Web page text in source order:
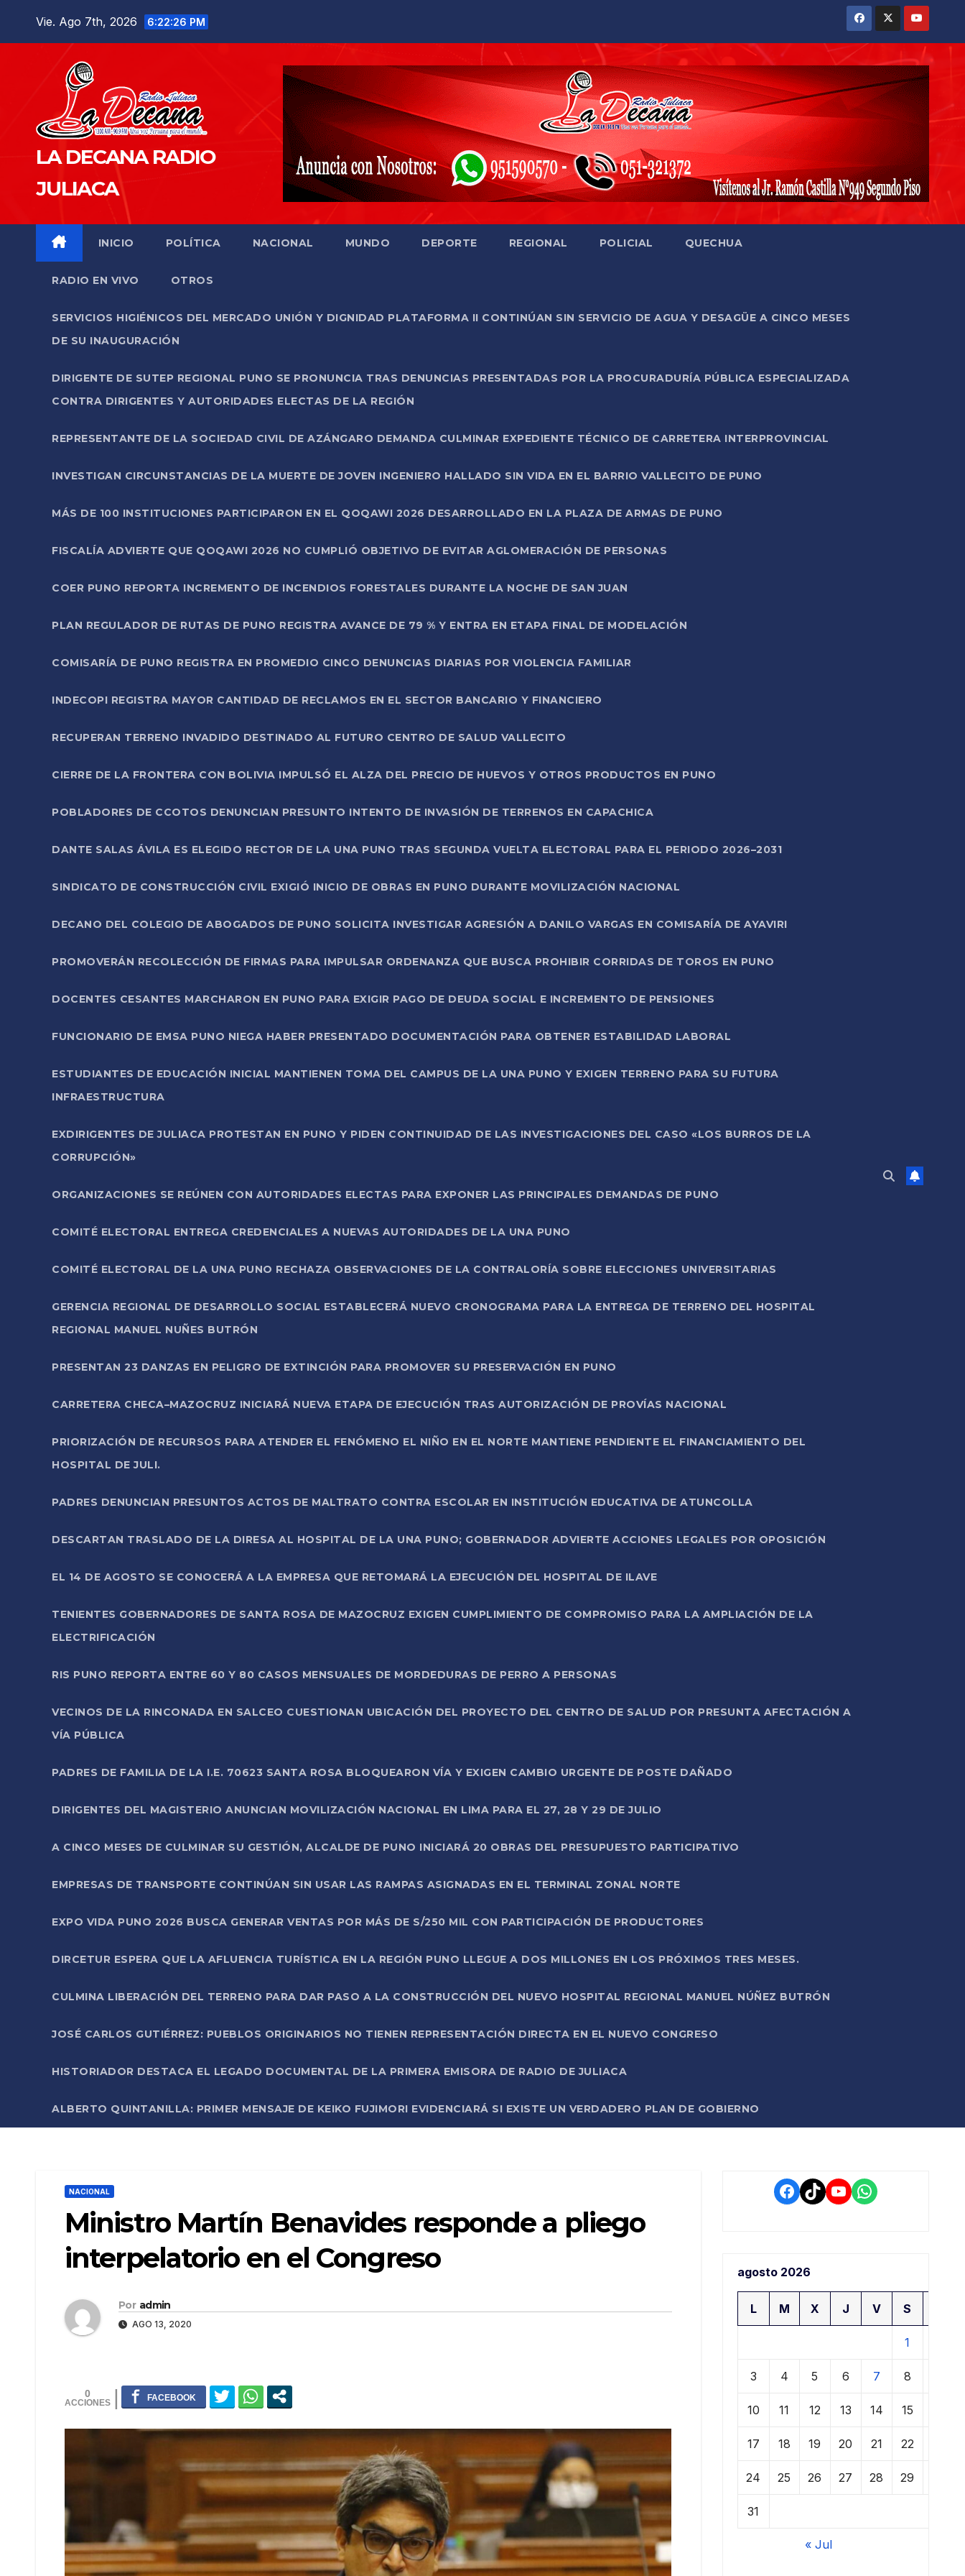
Vie. Ago 7th, 2026 6:22:27 PM
LA DECANA RADIO
JULIACA
INICIO POLÍTICA NACIONAL MUNDO DEPORTE REGIONAL POLICIAL QUECHUA
RADIO EN VIVO OTROS
SERVICIOS HIGIÉNICOS DEL MERCADO UNIÓN Y DIGNIDAD PLATAFORMA II CONTINÚAN SIN SERVICIO DE AGUA Y DESAGÜE A CINCO MESES
DE SU INAUGURACIÓN
DIRIGENTE DE SUTEP REGIONAL PUNO SE PRONUNCIA TRAS DENUNCIAS PRESENTADAS POR LA PROCURADURÍA PÚBLICA ESPECIALIZADA
CONTRA DIRIGENTES Y AUTORIDADES ELECTAS DE LA REGIÓN
REPRESENTANTE DE LA SOCIEDAD CIVIL DE AZÁNGARO DEMANDA CULMINAR EXPEDIENTE TÉCNICO DE CARRETERA INTERPROVINCIAL
INVESTIGAN CIRCUNSTANCIAS DE LA MUERTE DE JOVEN INGENIERO HALLADO SIN VIDA EN EL BARRIO VALLECITO DE PUNO
MÁS DE 100 INSTITUCIONES PARTICIPARON EN EL QOQAWI 2026 DESARROLLADO EN LA PLAZA DE ARMAS DE PUNO
FISCALÍA ADVIERTE QUE QOQAWI 2026 NO CUMPLIÓ OBJETIVO DE EVITAR AGLOMERACIÓN DE PERSONAS
COER PUNO REPORTA INCREMENTO DE INCENDIOS FORESTALES DURANTE LA NOCHE DE SAN JUAN
PLAN REGULADOR DE RUTAS DE PUNO REGISTRA AVANCE DE 79 % Y ENTRA EN ETAPA FINAL DE MODELACIÓN
COMISARÍA DE PUNO REGISTRA EN PROMEDIO CINCO DENUNCIAS DIARIAS POR VIOLENCIA FAMILIAR
INDECOPI REGISTRA MAYOR CANTIDAD DE RECLAMOS EN EL SECTOR BANCARIO Y FINANCIERO
RECUPERAN TERRENO INVADIDO DESTINADO AL FUTURO CENTRO DE SALUD VALLECITO
CIERRE DE LA FRONTERA CON BOLIVIA IMPULSÓ EL ALZA DEL PRECIO DE HUEVOS Y OTROS PRODUCTOS EN PUNO
POBLADORES DE CCOTOS DENUNCIAN PRESUNTO INTENTO DE INVASIÓN DE TERRENOS EN CAPACHICA
DANTE SALAS ÁVILA ES ELEGIDO RECTOR DE LA UNA PUNO TRAS SEGUNDA VUELTA ELECTORAL PARA EL PERIODO 2026–2031
SINDICATO DE CONSTRUCCIÓN CIVIL EXIGIÓ INICIO DE OBRAS EN PUNO DURANTE MOVILIZACIÓN NACIONAL
DECANO DEL COLEGIO DE ABOGADOS DE PUNO SOLICITA INVESTIGAR AGRESIÓN A DANILO VARGAS EN COMISARÍA DE AYAVIRI
PROMOVERÁN RECOLECCIÓN DE FIRMAS PARA IMPULSAR ORDENANZA QUE BUSCA PROHIBIR CORRIDAS DE TOROS EN PUNO
DOCENTES CESANTES MARCHARON EN PUNO PARA EXIGIR PAGO DE DEUDA SOCIAL E INCREMENTO DE PENSIONES
FUNCIONARIO DE EMSA PUNO NIEGA HABER PRESENTADO DOCUMENTACIÓN PARA OBTENER ESTABILIDAD LABORAL
ESTUDIANTES DE EDUCACIÓN INICIAL MANTIENEN TOMA DEL CAMPUS DE LA UNA PUNO Y EXIGEN TERRENO PARA SU FUTURA
INFRAESTRUCTURA
EXDIRIGENTES DE JULIACA PROTESTAN EN PUNO Y PIDEN CONTINUIDAD DE LAS INVESTIGACIONES DEL CASO «LOS BURROS DE LA
CORRUPCIÓN»
ORGANIZACIONES SE REÚNEN CON AUTORIDADES ELECTAS PARA EXPONER LAS PRINCIPALES DEMANDAS DE PUNO
COMITÉ ELECTORAL ENTREGA CREDENCIALES A NUEVAS AUTORIDADES DE LA UNA PUNO
COMITÉ ELECTORAL DE LA UNA PUNO RECHAZA OBSERVACIONES DE LA CONTRALORÍA SOBRE ELECCIONES UNIVERSITARIAS
GERENCIA REGIONAL DE DESARROLLO SOCIAL ESTABLECERÁ NUEVO CRONOGRAMA PARA LA ENTREGA DE TERRENO DEL HOSPITAL
REGIONAL MANUEL NUÑES BUTRÓN
PRESENTAN 23 DANZAS EN PELIGRO DE EXTINCIÓN PARA PROMOVER SU PRESERVACIÓN EN PUNO
CARRETERA CHECA–MAZOCRUZ INICIARÁ NUEVA ETAPA DE EJECUCIÓN TRAS AUTORIZACIÓN DE PROVÍAS NACIONAL
PRIORIZACIÓN DE RECURSOS PARA ATENDER EL FENÓMENO EL NIÑO EN EL NORTE MANTIENE PENDIENTE EL FINANCIAMIENTO DEL
HOSPITAL DE JULI.
PADRES DENUNCIAN PRESUNTOS ACTOS DE MALTRATO CONTRA ESCOLAR EN INSTITUCIÓN EDUCATIVA DE ATUNCOLLA
DESCARTAN TRASLADO DE LA DIRESA AL HOSPITAL DE LA UNA PUNO; GOBERNADOR ADVIERTE ACCIONES LEGALES POR OPOSICIÓN
EL 14 DE AGOSTO SE CONOCERÁ A LA EMPRESA QUE RETOMARÁ LA EJECUCIÓN DEL HOSPITAL DE ILAVE
TENIENTES GOBERNADORES DE SANTA ROSA DE MAZOCRUZ EXIGEN CUMPLIMIENTO DE COMPROMISO PARA LA AMPLIACIÓN DE LA
ELECTRIFICACIÓN
RIS PUNO REPORTA ENTRE 60 Y 80 CASOS MENSUALES DE MORDEDURAS DE PERRO A PERSONAS
VECINOS DE LA RINCONADA EN SALCEO CUESTIONAN UBICACIÓN DEL PROYECTO DEL CENTRO DE SALUD POR PRESUNTA AFECTACIÓN A
VÍA PÚBLICA
PADRES DE FAMILIA DE LA I.E. 70623 SANTA ROSA BLOQUEARON VÍA Y EXIGEN CAMBIO URGENTE DE POSTE DAÑADO
DIRIGENTES DEL MAGISTERIO ANUNCIAN MOVILIZACIÓN NACIONAL EN LIMA PARA EL 27, 28 Y 29 DE JULIO
A CINCO MESES DE CULMINAR SU GESTIÓN, ALCALDE DE PUNO INICIARÁ 20 OBRAS DEL PRESUPUESTO PARTICIPATIVO
EMPRESAS DE TRANSPORTE CONTINÚAN SIN USAR LAS RAMPAS ASIGNADAS EN EL TERMINAL ZONAL NORTE
EXPO VIDA PUNO 2026 BUSCA GENERAR VENTAS POR MÁS DE S/250 MIL CON PARTICIPACIÓN DE PRODUCTORES
DIRCETUR ESPERA QUE LA AFLUENCIA TURÍSTICA EN LA REGIÓN PUNO LLEGUE A DOS MILLONES EN LOS PRÓXIMOS TRES MESES.
CULMINA LIBERACIÓN DEL TERRENO PARA DAR PASO A LA CONSTRUCCIÓN DEL NUEVO HOSPITAL REGIONAL MANUEL NÚÑEZ BUTRÓN
JOSÉ CARLOS GUTIÉRREZ: PUEBLOS ORIGINARIOS NO TIENEN REPRESENTACIÓN DIRECTA EN EL NUEVO CONGRESO
HISTORIADOR DESTACA EL LEGADO DOCUMENTAL DE LA PRIMERA EMISORA DE RADIO DE JULIACA
ALBERTO QUINTANILLA: PRIMER MENSAJE DE KEIKO FUJIMORI EVIDENCIARÁ SI EXISTE UN VERDADERO PLAN DE GOBIERNO
NACIONAL
Ministro Martín Benavides responde a pliego
interpelatorio en el Congreso
Por admin
AGO 13, 2020
0
Facebook
TikTokYouTube
WhatsApp
agosto 2026
L M X J V S
1
3 4 5 6 7 8
10 11 12 13 14 15
17 18 19 20 21 22
24 25 26 27 28 29
31
« Jul